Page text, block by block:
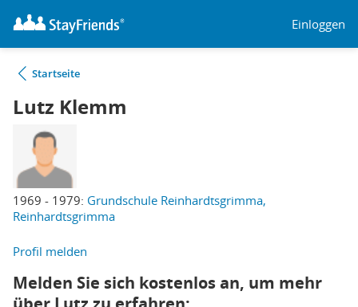
Einloggen
Startseite
Lutz Klemm
1969 - 1979: Grundschule Reinhardtsgrimma,
Reinhardtsgrimma
Profil melden
Melden Sie sich kostenlos an, um mehr